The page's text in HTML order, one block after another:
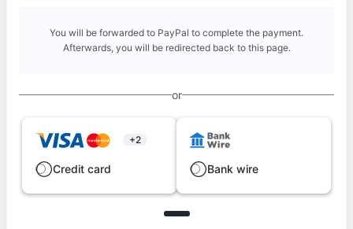
You will be forwarded to PayPal to complete the payment.
Afterwards, you will be redirected back to this page.
or
+2
Credit card Bank wire